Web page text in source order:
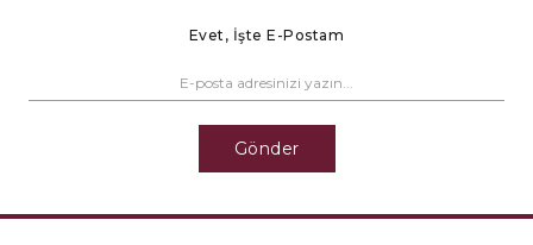
Evet, İşte E-Postam
Gönder